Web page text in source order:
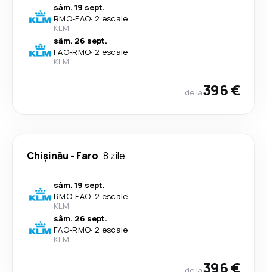
sâm. 19 sept.
RMO-FAO· 2 escale
KLM
sâm. 26 sept.
FAO-RMO· 2 escale
KLM
de la396 €
Chișinău - Faro 8 zile
sâm. 19 sept.
RMO-FAO· 2 escale
KLM
sâm. 26 sept.
FAO-RMO· 2 escale
KLM
396 €